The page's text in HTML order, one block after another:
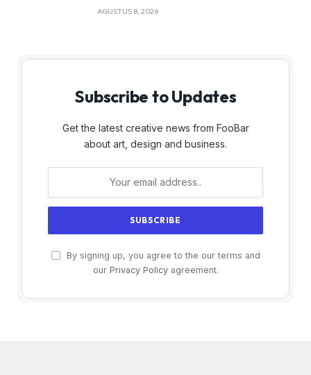
AGUSTUS 8, 2026
Subscribe to Updates
Get the latest creative news from FooBar
about art, design and business.
By signing up, you agree to the our terms and
our Privacy Policyagreement.